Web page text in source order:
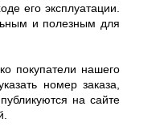
его эксплуатации.
и полезным для
покупатели нашего
номер заказа,
на сайте